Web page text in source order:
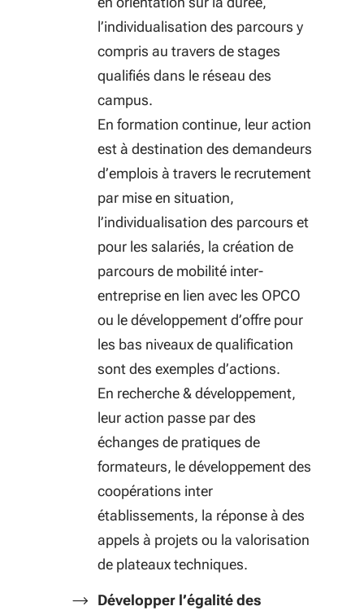
l’individualisation des parcours y
compris au travers de stages
qualifiés dans le réseau des
campus.
En formation continue, leur action
est à destination des demandeurs
d’emplois à travers le recrutement
par mise en situation,
l’individualisation des parcours et
pour les salariés, la création de
parcours de mobilité inter-
entreprise en lien avec les OPCO
ou le développement d’offre pour
les bas niveaux de qualification
sont des exemples d’actions.
En recherche & développement,
leur action passe par des
échanges de pratiques de
formateurs, le développement des
coopérations inter
établissements, la réponse à des
appels à projets ou la valorisation
de plateaux techniques.
Développer l’égalité des